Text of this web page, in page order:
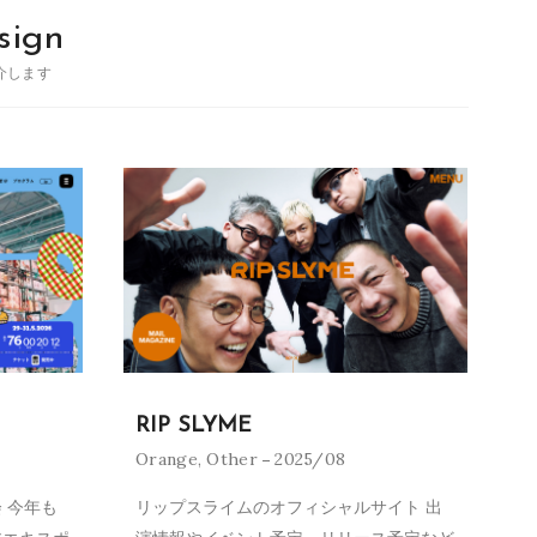
します
今年も
RIP SLYME
Orange,Other 2025/08
リップスライムのオフィシャルサイト 出